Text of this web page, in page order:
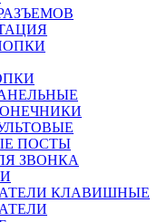
ПОСТЫ
ЗВОНКА
КЛАВИШНЫЕ